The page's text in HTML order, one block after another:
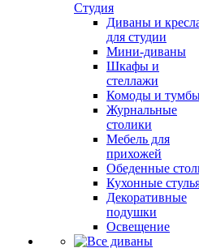
Студия
Диваны и
для студии
Мини-диваны
Шкафы и
стеллажи
Комоды и
Журнальные
столики
Мебель для
прихожей
Обеденные
Кухонные
Декоративные
подушки
Освещение